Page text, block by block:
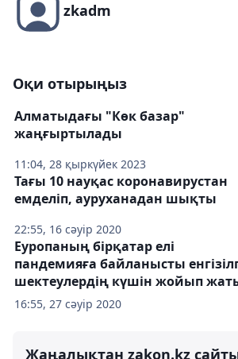
zkadm
Оқи отырыңыз
11:04, 28 қыркүйек 2023
Алматыдағы "Көк базар"
жаңғыртылады
22:55, 16 сәуір 2020
Тағы 10 науқас коронавирустан
емделіп, ауруханадан шықты
16:55, 27 сәуір 2020
Еуропаның бірқатар елі
пандемияға байланысты
шектеулердің күшін жойып
Жаңалықтан zakon.kz